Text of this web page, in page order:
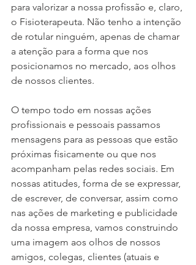
para valorizar a nossa profissão e, claro,
o Fisioterapeuta. Não tenho a intenção
de rotular ninguém, apenas de chamar
a atenção para a forma que nos
posicionamos no mercado, aos olhos
de nossos clientes.
O tempo todo em nossas ações
profissionais e pessoais passamos
mensagens para as pessoas que estão
próximas fisicamente ou que nos
acompanham pelas redes sociais. Em
nossas atitudes, forma de se expressar,
de escrever, de conversar, assim como
nas ações de marketing e publicidade
da nossa empresa, vamos construindo
uma imagem aos olhos de nossos
amigos, colegas, clientes (atuais e